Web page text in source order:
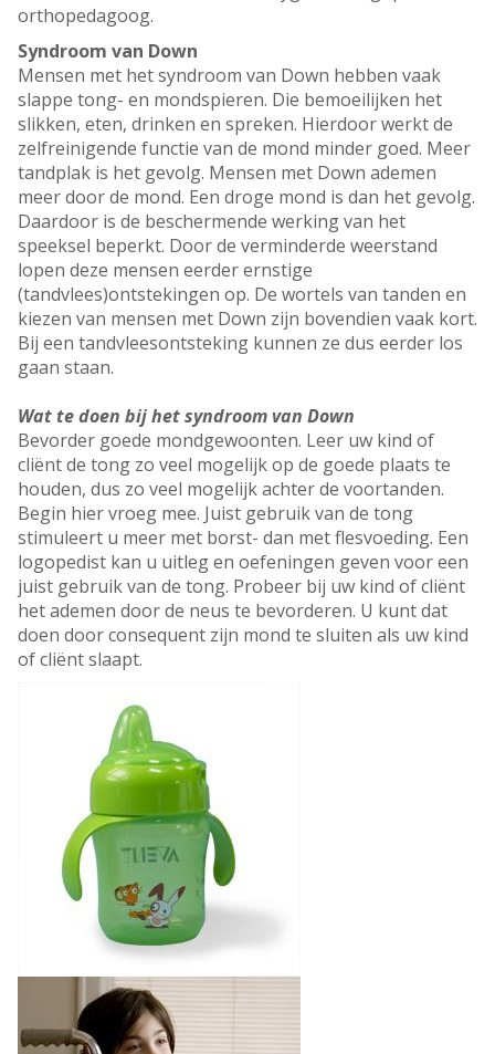
orthopedagoog.
Syndroom van Down
Mensen met het syndroom van Down hebben vaak
slappe tong- en mondspieren. Die bemoeilijken het
slikken, eten, drinken en spreken. Hierdoor werkt de
zelfreinigende functie van de mond minder goed. Meer
tandplak is het gevolg. Mensen met Down ademen
meer door de mond. Een droge mond is dan het gevolg.
Daardoor is de beschermende werking van het
speeksel beperkt. Door de verminderde weerstand
lopen deze mensen eerder ernstige
(tandvlees)ontstekingen op. De wortels van tanden en
kiezen van mensen met Down zijn bovendien vaak kort.
Bij een tandvleesontsteking kunnen ze dus eerder los
gaan staan.
Wat te doen bij het syndroom van Down
Bevorder goede mondgewoonten. Leer uw kind of
cliënt de tong zo veel mogelijk op de goede plaats te
houden, dus zo veel mogelijk achter de voortanden.
Begin hier vroeg mee. Juist gebruik van de tong
stimuleert u meer met borst- dan met flesvoeding. Een
logopedist kan u uitleg en oefeningen geven voor een
juist gebruik van de tong. Probeer bij uw kind of cliënt
het ademen door de neus te bevorderen. U kunt dat
doen door consequent zijn mond te sluiten als uw kind
of cliënt slaapt.